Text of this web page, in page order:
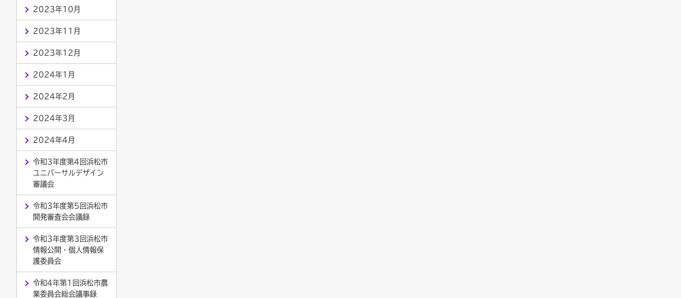
2023年10月
2023年11月
2023年12月
2024年1月
2024年2月
2024年3月
2024年4月
令和3年度第4回浜松市
ユニバーサルデザイン
審議会
令和3年度第5回浜松市
開発審査会会議録
令和3年度第3回浜松市
情報公開・個人情報保
護委員会
令和4年第1回浜松市農
業委員会総会議事録